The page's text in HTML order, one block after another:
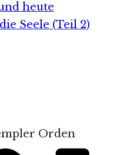
heute
Seele (Teil 2)